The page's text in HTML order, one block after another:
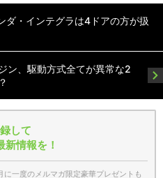
ダ・インテグラは4ドアの方が扱
ン、駆動方式全てが異常な2
して
情報を！
一度のメルマガ限定豪華プレゼントも